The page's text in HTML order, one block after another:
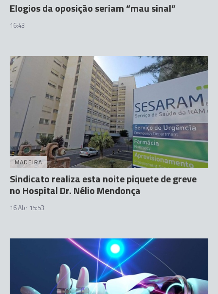
Elogios da oposição seriam “mau sinal”
16:43
MADEIRA
Sindicato realiza esta noite piquete de greve
no Hospital Dr. Nélio Mendonça
16 Abr 15:53